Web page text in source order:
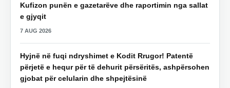
Kufizon punën e gazetarëve dhe raportimin nga sallat
e gjyqit
7 AUG 2026
Hyjnë në fuqi ndryshimet e Kodit Rrugor! Patentë
përjetë e hequr për të dehurit përsëritës, ashpërsohen
gjobat për celularin dhe shpejtësinë